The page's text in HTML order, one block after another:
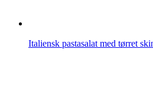
Italiensk pastasalat med tørret